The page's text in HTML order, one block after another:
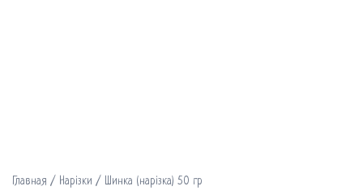
Главная / Нарізки / Шинка (нарізка) 50 гр